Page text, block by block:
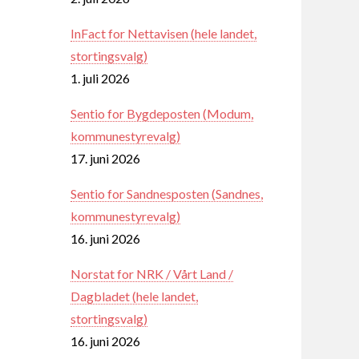
InFact for Nettavisen (hele landet,
stortingsvalg)
1. juli 2026
Sentio for Bygdeposten (Modum,
kommunestyrevalg)
17. juni 2026
Sentio for Sandnesposten (Sandnes,
kommunestyrevalg)
16. juni 2026
Norstat for NRK / Vårt Land /
Dagbladet (hele landet,
stortingsvalg)
16. juni 2026